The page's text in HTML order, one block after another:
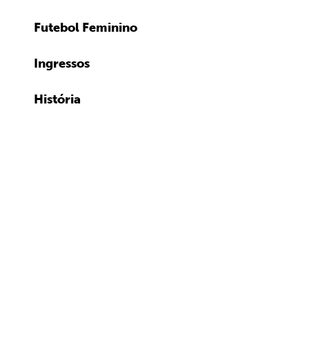
Futebol Feminino
Ingressos
História